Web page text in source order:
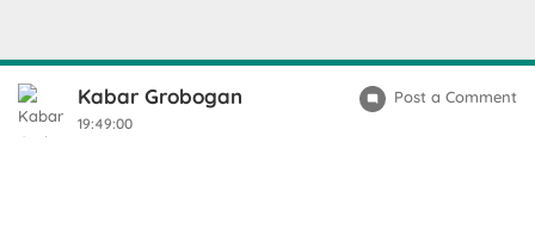
Kabar Grobogan
19:49:00
Post a Comment